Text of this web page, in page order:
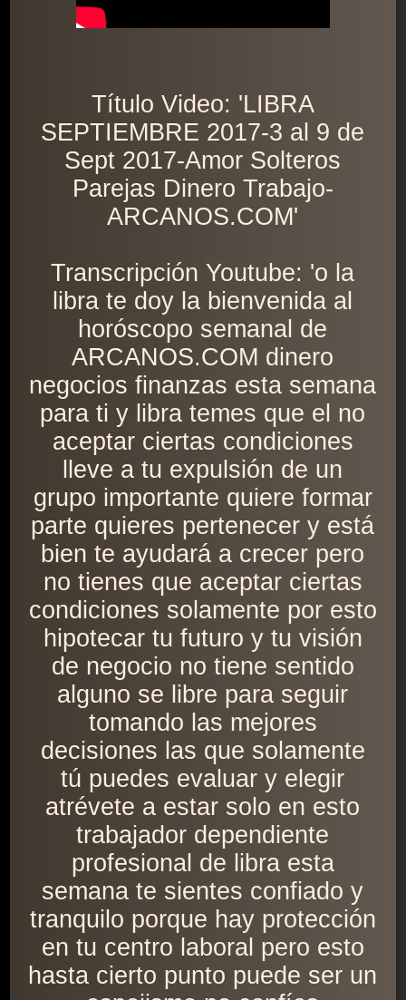
Título Video: 'LIBRA
SEPTIEMBRE 2017-3 al 9 de
Sept 2017-Amor Solteros
Parejas Dinero Trabajo-
ARCANOS.COM'
Transcripción Youtube: 'o la
libra te doy la bienvenida al
horóscopo semanal de
ARCANOS.COM dinero
negocios finanzas esta semana
para ti y libra temes que el no
aceptar ciertas condiciones
lleve a tu expulsión de un
grupo importante quiere formar
parte quieres pertenecer y está
bien te ayudará a crecer pero
no tienes que aceptar ciertas
condiciones solamente por esto
hipotecar tu futuro y tu visión
de negocio no tiene sentido
alguno se libre para seguir
tomando las mejores
decisiones las que solamente
tú puedes evaluar y elegir
atrévete a estar solo en esto
trabajador dependiente
profesional de libra esta
semana te sientes confiado y
tranquilo porque hay protección
en tu centro laboral pero esto
hasta cierto punto puede ser un